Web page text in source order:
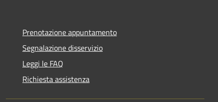
Prenotazione appuntamento
Segnalazione disservizio
Leggi le FAQ
Richiesta assistenza